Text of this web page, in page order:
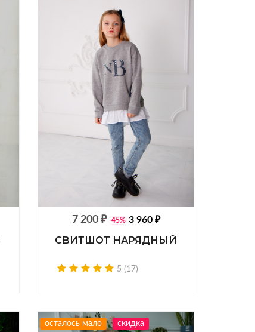
7 200 ₽ -45% 3 960 ₽
СВИТШОТ НАРЯДНЫЙ
5 (17)
осталось мало скидка